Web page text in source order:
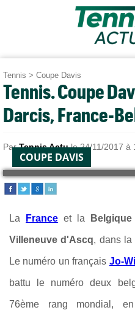
Tennis > Coupe Davis
Tennis. Coupe
Darcis, France-
ParTennis Actule 24/11/2017 à
COUPE DAVIS
La France et la Belgique
Villeneuve d'Ascq, dans
Le numéro un français Jo-
battu le numéro deux
76ème rang mondial,